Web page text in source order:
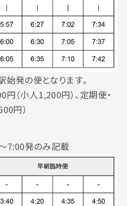
発の便となります。
（小人1,200円）、定期便・
円）
7:00発のみ記載